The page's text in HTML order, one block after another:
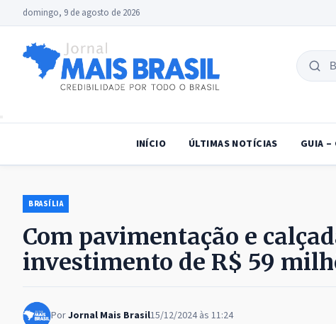
domingo, 9 de agosto de 2026
INÍCIO ÚLTIMAS NOTÍCIAS GUIA –
BRASÍLIA
Com pavimentação e
investimento de R$ 59
PorJornal Mais Brasil15/12/2024 às 11:24